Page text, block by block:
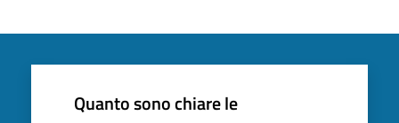
Quanto sono chiare le